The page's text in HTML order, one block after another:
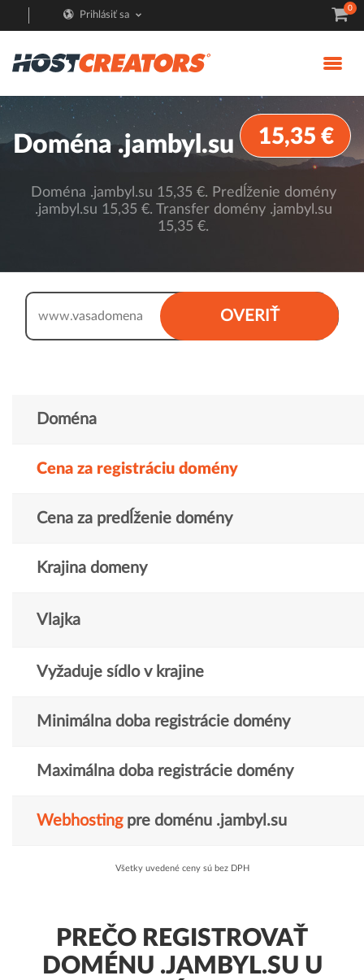
Prihlásiť sa
0
Doména .jambyl.su 15,35 €
Doména .jambyl.su 15,35 €. Predĺženie domény
.jambyl.su 15,35 €. Transfer domény .jambyl.su
15,35 €.
OVERIŤ
www.
Doména
Cena za registráciu domény
Cena za predĺženie domény
Krajina domeny
Vlajka
Vyžaduje sídlo v krajine
Minimálna doba registrácie domény
Maximálna doba registrácie domény
Webhostingpre doménu .jambyl.su
Všetky uvedené ceny sú bez DPH
PREČO REGISTROVAŤ
DOMÉNU .JAMBYL.SU U